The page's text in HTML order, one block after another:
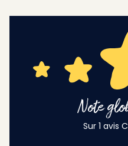
Note
Sur 1 avis